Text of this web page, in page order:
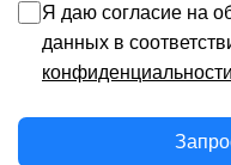
Я даю согласие на
данных в
конфиденциальности